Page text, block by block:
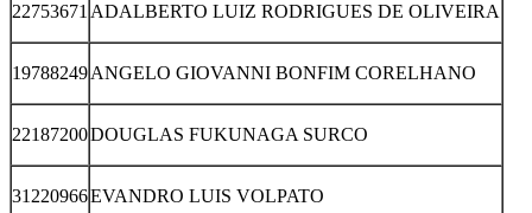
22753671 ADALBERTO LUIZ RODRIGUES DE OLIVEIRA
19788249ANGELO GIOVANNI BONFIM CORELHANO
22187200DOUGLAS FUKUNAGA SURCO
31220966EVANDRO LUIS VOLPATO